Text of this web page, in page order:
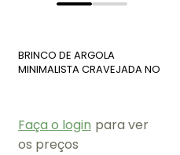
BRINCO DE ARGOLA
MINIMALISTA CRAVEJADA NO
Faça o login para ver
os preços